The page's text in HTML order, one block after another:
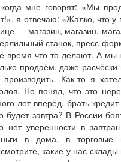
мне говорят: «Мы
я отвечаю: «Жалко, что у
— магазин, магазин,
станок, пресс-
время что-то делают. А
продаём, даже
производить. Как-то я
Но понял, что это
лет вперёд, брать
будет завтра? В России
нет уверенности в
в дома, в
какие у нас